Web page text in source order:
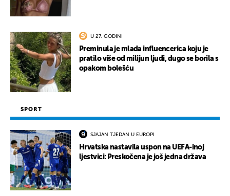
U 27. GODINI
Preminula je mlada influencerica koju je
pratilo više od milijun ljudi, dugo se borila s
opakom bolešću
SPORT
SJAJAN TJEDAN U EUROPI
Hrvatska nastavila uspon na UEFA-inoj
ljestvici: Preskočena je još jedna država